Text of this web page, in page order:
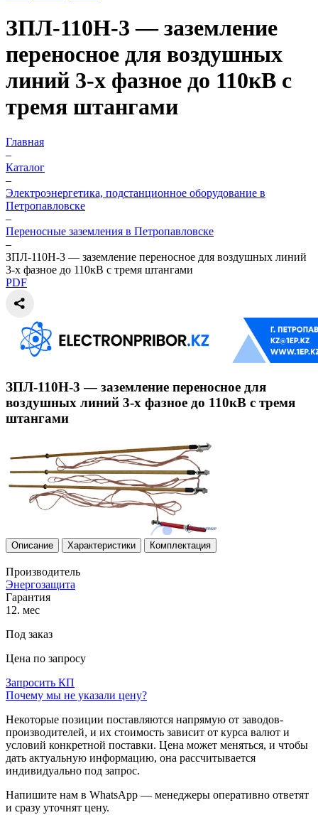
ЗПЛ-110Н-3 — заземление
переносное для воздушных
линий 3-х фазное до 110кВ с
тремя штангами
Главная
–
Каталог
–
Электроэнергетика, подстанционное оборудование в
Петропавловске
–
Переносные заземления в Петропавловске
–
ЗПЛ-110Н-3 — заземление переносное для воздушных линий
3-х фазное до 110кВ с тремя штангами
PDF
ЗПЛ-110Н-3 — заземление переносное для
воздушных линий 3-х фазное до 110кВ с тремя
штангами
Описание Характеристики Комплектация
Производитель
Энергозащита
Гарантия
12. мес
Под заказ
Цена по запросу
Запросить КП
Почему мы не указали цену?
Некоторые позиции поставляются напрямую от заводов-
производителей, и их стоимость зависит от курса валют и
условий конкретной поставки. Цена может меняться, и чтобы
дать актуальную информацию, она рассчитывается
индивидуально под запрос.
Напишите нам в WhatsApp — менеджеры оперативно ответят
и сразу уточнят цену.